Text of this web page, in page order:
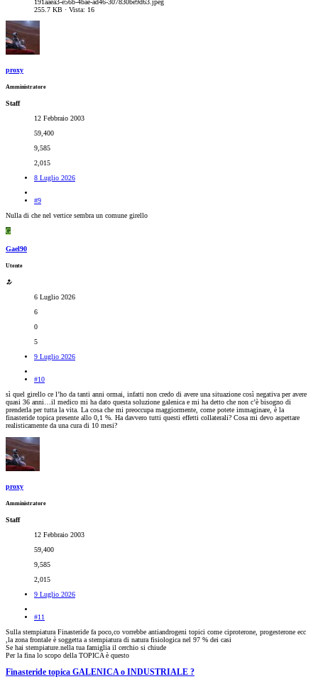
191aaea3-e56b-4bae-ad46-307830be9d63.jpeg
255.7 KB · Vista: 16
proxy
Amministratore
Staff
12 Febbraio 2003
59,400
9,585
2,015
8 Luglio 2026
#9
Nulla di che nel vertice sembra un comune girello
G
Gael90
Utente
6 Luglio 2026
6
0
5
9 Luglio 2026
#10
sì quel girello ce l’ho da tanti anni ormai, infatti non credo di avere una situazione così negativa per avere
quasi 36 anni…il medico mi ha dato questa soluzione galenica e mi ha detto che non c’è bisogno di
prenderla per tutta la vita. La cosa che mi preoccupa maggiormente, come potete immaginare, è la
finasteride topica presente allo 0,1 %. Ha davvero tutti questi effetti collaterali? Cosa mi devo aspettare
realisticamente da una cura di 10 mesi?
proxy
Amministratore
Staff
12 Febbraio 2003
59,400
9,585
2,015
9 Luglio 2026
#11
Sulla stempiatura Finasteride fa poco,co vorrebbe antiandrogeni topici come ciproterone, progesterone ecc
,la zona frontale è soggetta a stempiatura di natura fisiologica nel 97 % dei casi
Se hai stempiature.nella tua famiglia il cerchio si chiude
Per la fina lo scopo della TOPICA è questo
Finasteride topica GALENICA o INDUSTRIALE ?